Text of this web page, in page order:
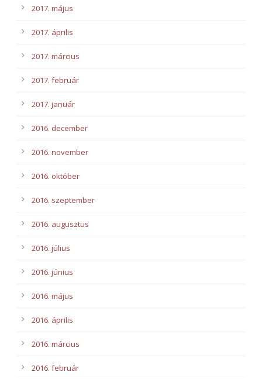
2017. május
2017. április
2017. március
2017. február
2017. január
2016. december
2016. november
2016. október
2016. szeptember
2016. augusztus
2016. július
2016. június
2016. május
2016. április
2016. március
2016. február